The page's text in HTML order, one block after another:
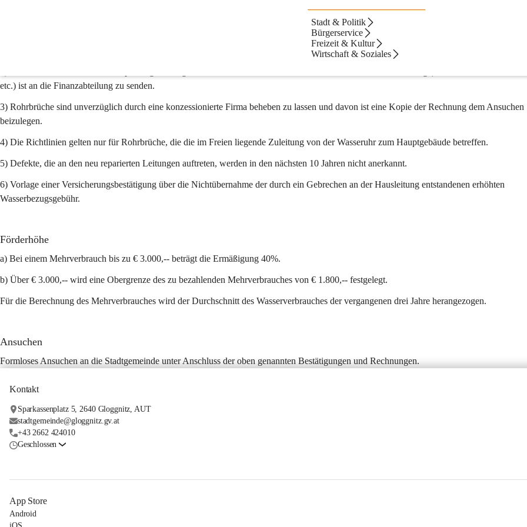
Stadt & Politik
Bürgerservice
Freizeit & Kultur
Wirtschaft & Soziales
Verminderung von Wasserbenutzungsgebühren
1) Rohrbrüche sind sofort nach Auftreten bzw. Kenntnis beim Städtischen Wasserwerk zu melden.
etc.) ist an die Finanzabteilung zu senden.
3) Rohrbrüche sind unverzüglich durch eine konzessionierte Firma beheben zu lassen und davon ist eine Kopie der Rechnung dem Ansuchen
beizulegen.
4) Die Richtlinien gelten nur für Rohrbrüche, die die im Freien liegende Zuleitung von der Wasseruhr zum Hauptgebäude betreffen.
5) Defekte, die an den neu reparierten Leitungen auftreten, werden in den nächsten 10 Jahren nicht anerkannt.
6) Vorlage einer Versicherungsbestätigung über die Nichtübernahme der durch ein Gebrechen an der Hausleitung entstandenen erhöhten
Wasserbezugsgebühr.
Förderhöhe
a) Bei einem Mehrverbrauch bis zu € 3.000,-- beträgt die Ermäßigung 40%.
b) Über € 3.000,-- wird eine Obergrenze des zu bezahlenden Mehrverbrauches von € 1.800,-- festgelegt.
Für die Berechnung des Mehrverbrauches wird der Durchschnitt des Wasserverbrauches der vergangenen drei Jahre herangezogen.
Ansuchen
Formloses Ansuchen an die Stadtgemeinde unter Anschluss der oben genannten Bestätigungen und Rechnungen.
Kontakt
Sparkassenplatz 5, 2640 Gloggnitz, AUT
stadtgemeinde@gloggnitz.gv.at
+43 2662 424010
Geschlossen
App Store
Android